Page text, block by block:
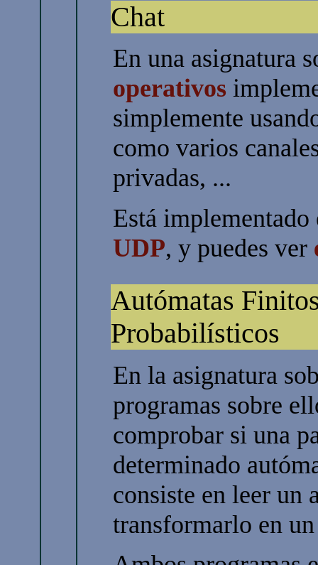
Chat
En una asignatura
operativos
simplemente
como varios
privadas, ...
Está
UDP, y puedes ver
Autómatas
Probabilísticos
En la asignatura
programas sobre
comprobar si una
determinado
consiste en leer un
transformarlo en